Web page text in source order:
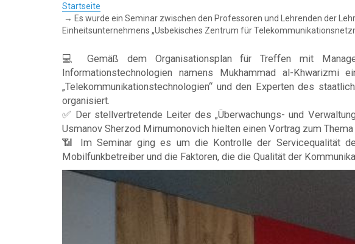
Startseite
Es wurde ein Seminar zwischen den Professoren und Lehrenden der
Einheitsunternehmens „Usbekisches Zentrum für
💻 Gemäß dem Organisationsplan für Treffen mit
Informationstechnologien namens Mukhammad al-
„Telekommunikationstechnologien“ und den Experten des
organisiert.
✅ Der stellvertretende Leiter des „Überwachungs- und
Usmanov Sherzod Mirnumonovich hielten einen Vortrag zum
📶 Im Seminar ging es um die Kontrolle der Servicequalität
Mobilfunkbetreiber und die Faktoren, die die Qualität der